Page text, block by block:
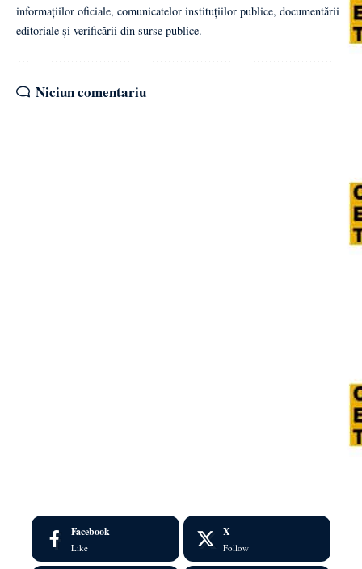
informațiilor oficiale, comunicatelor instituțiilor publice, documentării
editoriale și verificării din surse publice.
Niciun comentariu
Facebook
Like
X
Follow